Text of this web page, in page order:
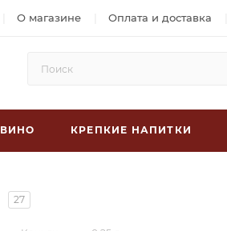
О магазине Оплата и доставка
ВИНО КРЕПКИЕ НАПИТКИ
27